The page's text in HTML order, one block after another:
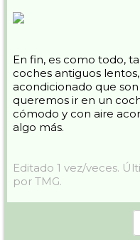
En fin, es como todo,
coches antiguos
acondicionado que
queremos ir en un
cómodo y con aire
algo más.
Editado 1 vez/veces.
por TMG.